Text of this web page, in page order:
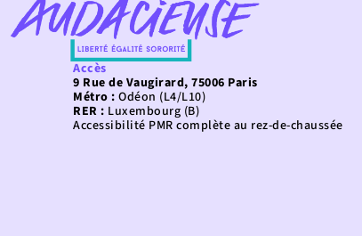
Accès
9 Rue de Vaugirard, 75006 Paris
Métro : Odéon (L4/L10)
RER : Luxembourg (B)
Accessibilité PMR complète au rez-de-chaussée